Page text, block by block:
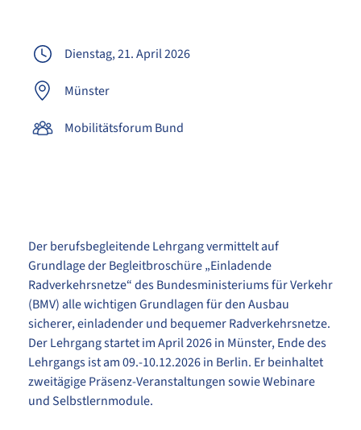
Dienstag, 21. April 2026
Münster
Mobilitätsforum Bund
Der berufsbegleitende Lehrgang vermittelt auf
Grundlage der Begleitbroschüre „Einladende
Radverkehrsnetze“ des Bundesministeriums für Verkehr
(BMV) alle wichtigen Grundlagen für den Ausbau
sicherer, einladender und bequemer Radverkehrsnetze.
Der Lehrgang startet im April 2026 in Münster, Ende des
Lehrgangs ist am 09.-10.12.2026 in Berlin. Er beinhaltet
zweitägige Präsenz-Veranstaltungen sowie Webinare
und Selbstlernmodule.